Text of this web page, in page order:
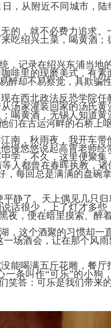
日，从附近不同城市，
的，就不必费力追求
吃绍兴土菜，喝黄酒；
，记录在绍兴东浦当地
啡里的现磨美式，有
醉却不易察觉，具欺骗
在西北政法反恐学院
汤家灌装回家的汤氏
喝黄酒，无锡人知道
们在古运河畔的石桥上
南，秋雨夜，我开车
慢悠悠说起高霄老师经
学，不久，这里便聚
人都曾在春晖执教，
，每回总是满满的盘碗
静了。天上偶见几只
话很少，上了灯才多
夜，便在暗里摸索、醉
，这个酒聚的习惯却一
场酒会，让在那个风
能喝满五斤花雕，餐
一条叫作“可乐”的小狗
答：可乐是我们带来